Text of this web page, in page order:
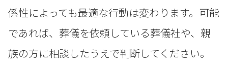
係性によっても最適な行動は変わります。可能
であれば、葬儀を依頼している葬儀社や、親
族の方に相談したうえで判断してください。